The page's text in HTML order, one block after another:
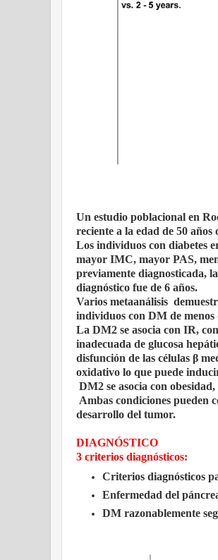
Un estudio poblacional en
reciente a la edad de 50
Los individuos con diabetes
mayor IMC, mayor PAS,
previamente diagnosticada,
diagnóstico fue de 6 años.
Varios metaanálisis
individuos con DM de menos
La DM2 se asocia con IR,
inadecuada de glucosa
disfunción de las células β
oxidativo lo que puede
DM2 se asocia con
Ambas condiciones pueden
desarrollo del tumor.
DIAGNÓSTICO
3 criterios diagnósticos:
Criterios diagnósticos
Enfermedad del
DM razonablemente